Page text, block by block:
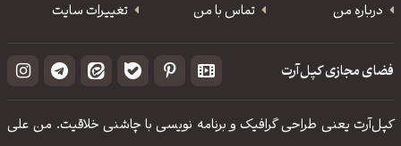
درباره من
تماس با من تغییرات سایت
فضای مجازی کپل‌آرت
کپل‌آرت یعنی طراحی گرافیک و برنامه نویسی با چاشنی خلاقیت. من علی